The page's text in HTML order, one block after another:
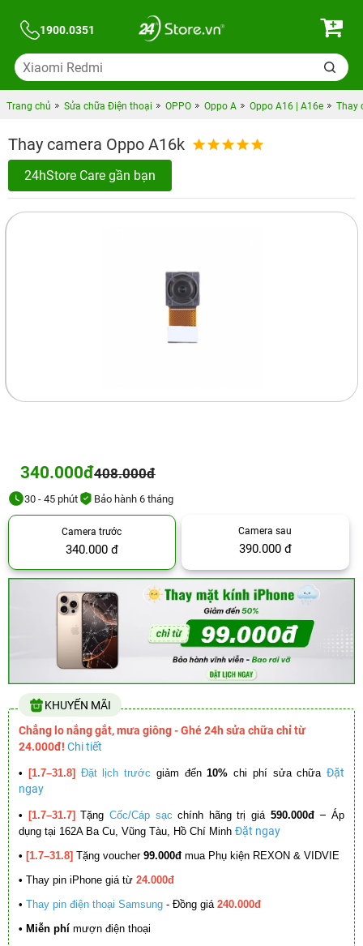
1900.0351
Trang chủ Sửa chữa Điện thoại OPPO Oppo A Oppo A16 | A16e Thay
Thay camera Oppo A16k
24hStore Care gần bạn
340.000đ408.000đ
30 - 45 phút Bảo hành 6 tháng
Camera trước
340.000 đ
Camera sau
390.000 đ
KHUYẾN MÃI
Chẳng lo nắng gắt, mưa giông - Ghé 24h sửa chữa chỉ từ
24.000đ! Chi tiết
• [1.7–31.8] Đặt lịch trước giảm đến10% chi phí sửa chữa Đặt
ngay
• [1.7–31.7] Tặng Cốc/Cáp sạc chính hãng trị giá 590.000đ –Áp
dụng tại 162A Ba Cu, Vũng Tàu, Hồ Chí Minh Đặt ngay
• [1.7–31.8] Tặng voucher 99.000đ mua Phụ kiện REXON & VIDVIE
• Thay pin iPhone giá từ 24.000đ
• Thay pin điện thoại Samsung - Đồng giá 240.000đ
• Miễn phí mượn điện thoại